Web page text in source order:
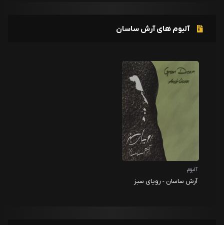
آلبوم های آرش ساسان
آلبوم
آرش ساسان - رویای سبز